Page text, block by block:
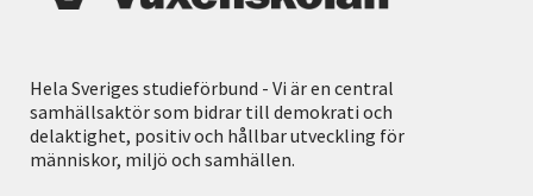
Hela Sveriges studieförbund - Vi är en central
samhällsaktör som bidrar till demokrati och
delaktighet, positiv och hållbar utveckling för
människor, miljö och samhällen.